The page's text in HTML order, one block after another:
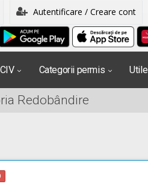
Autentificare / Creare cont
Categorii permis Utile
Redobândire